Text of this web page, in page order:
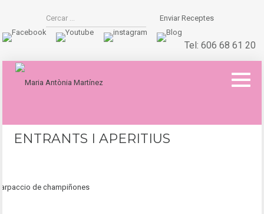
Enviar Receptes
Tel: 606 68 61 20
ENTRANTS I APERITIUS